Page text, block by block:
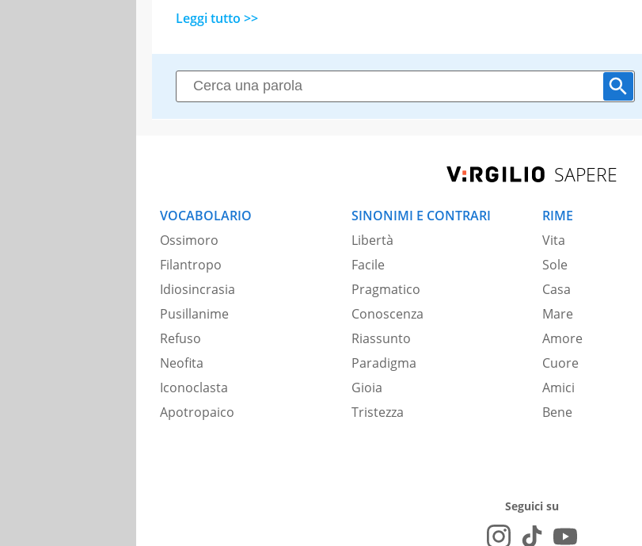
Leggi tutto >>
SAPERE
VOCABOLARIO
Ossimoro
Filantropo
Idiosincrasia
Pusillanime
Refuso
Neofita
Iconoclasta
Apotropaico
SINONIMI E CONTRARI
Libertà
Facile
Pragmatico
Conoscenza
Riassunto
Paradigma
Gioia
Tristezza
RIME
Vita
Sole
Casa
Mare
Amore
Cuore
Amici
Bene
Seguici su